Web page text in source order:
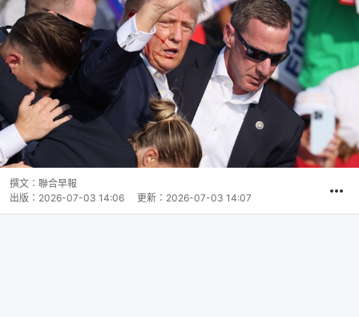
撰文： 聯合早報
出版： 2026-07-03 14:06 更新： 2026-07-03 14:07